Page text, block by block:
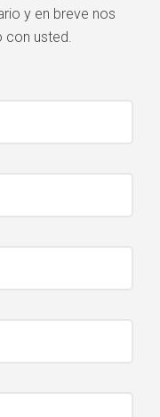
y en breve nos
con usted.